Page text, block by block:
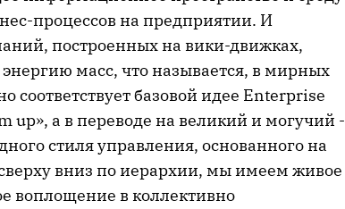
процессов на предприятии. И
построенных на вики-движках,
масс, что называется, в мирных
соответствует базовой идее Enterprise
up», а в переводе на великий и могучий -
стиля управления, основанного на
вниз по иерархии, мы имеем живое
воплощение в коллективно